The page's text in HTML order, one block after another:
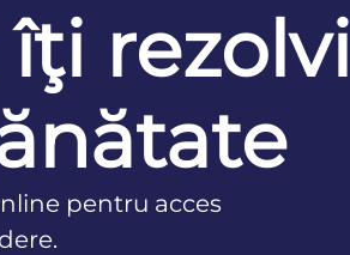
îţi rezolvi
pentru acces